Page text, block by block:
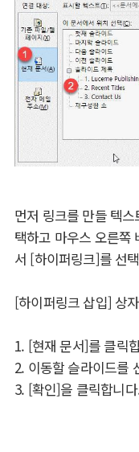
먼저 링크를 만들 텍
택하고 마우스 오른쪽
서 [하이퍼링크]를 선
[하이퍼링크 삽입] 상
1. [현재 문서]를 클릭
2. 이동할 슬라이드를
3. [확인]을 클릭합니